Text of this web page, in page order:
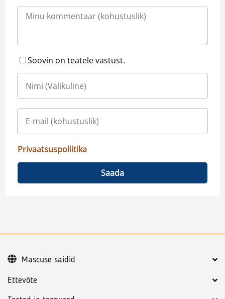
Soovin on teatele vastust.
Privaatsuspoliitika
Saada
Ettevõte
Mascuse saidid